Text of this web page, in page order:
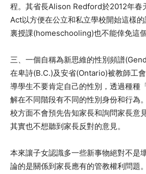
程。其省長Alison Redford於2012年春
Act以方便在公立和私立學校開始這樣
裏授課(homeschooling)也不能倖免這個
三、一個自稱為新思維的性別頻譜
在卑詩(B.C.)及安省(Ontario)被教師工
導學生不要肯定自己的性別，透過種種
解在不同階段有不同的性別身份和行為
校方面不會預先告知家長和詢問家長意
其實也不想聽到家長反對的意見。
本來讓子女認識多一些新事物絕對不是
論的是關係到家長應有的管教權利問題